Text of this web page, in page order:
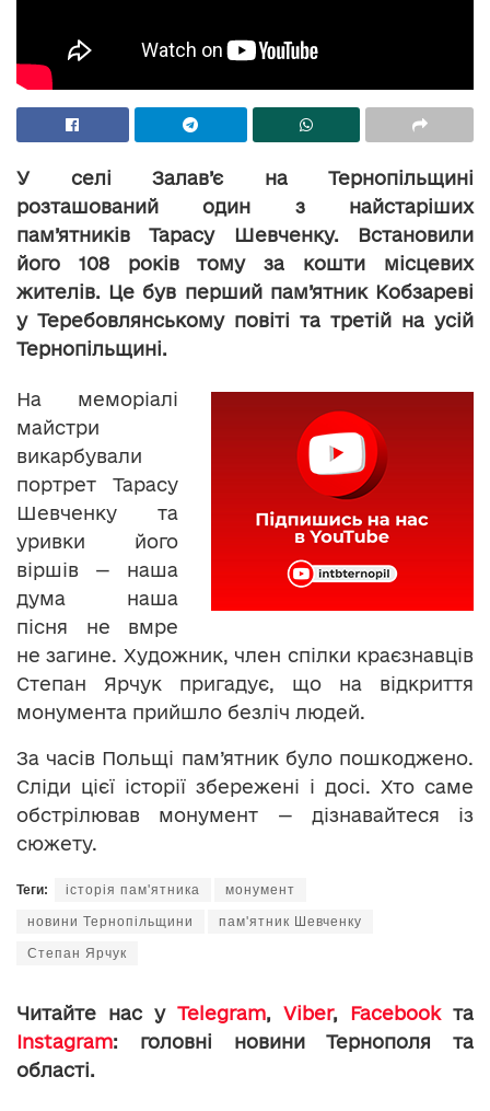
У селі Залав’є на Тернопільщині
розташований один з найстаріших
пам’ятників Тарасу Шевченку. Встановили
його 108 років тому за кошти місцевих
жителів. Це був перший пам’ятник Кобзареві
у Теребовлянському повіті та третій на усій
Тернопільщині.
На меморіалі
майстри
викарбували
портрет Тарасу
Шевченку та
уривки його
віршів — наша
дума наша
пісня не вмре
не загине. Художник, член спілки краєзнавців
Степан Ярчук пригадує, що на відкриття
монумента прийшло безліч людей.
За часів Польщі пам’ятник було пошкоджено.
Сліди цієї історії збережені і досі. Хто саме
обстрілював монумент — дізнавайтеся із
сюжету.
Теги: історія пам'ятника монумент
новини Тернопільщини пам'ятник Шевченку
Степан Ярчук
Читайте нас у Telegram, Viber, Facebookта
Instagram: головні новини Тернополя та
області.